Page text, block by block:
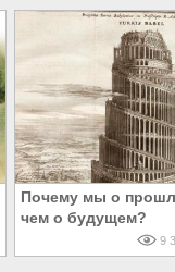
Почему мы о
чем о будущем?
9